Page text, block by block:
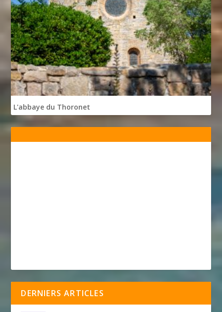
L'abbaye du Thoronet
DERNIERS ARTICLES